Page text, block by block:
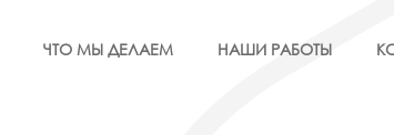
ЧТО МЫ ДЕЛАЕМ НАШИ РАБОТЫ